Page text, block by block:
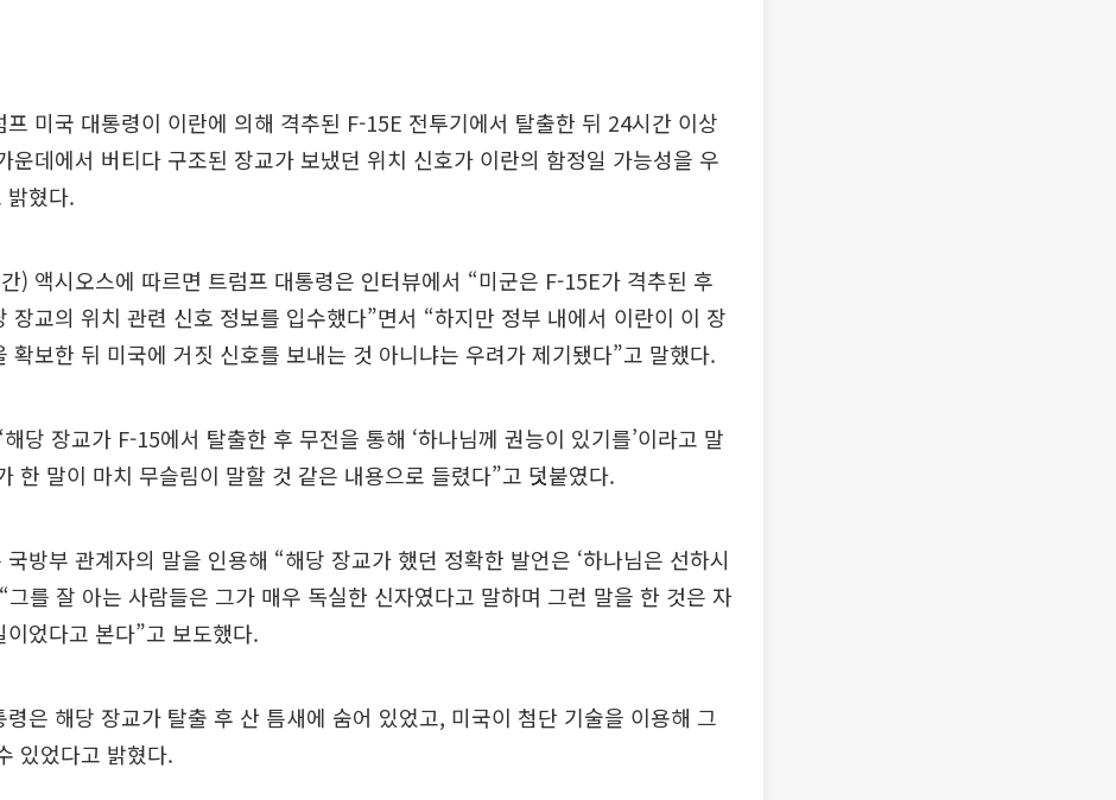
프 미국 대통령이 이란에 의해 격추된 F-15E 전투기에서 탈출한 뒤 24시간 이상
운데에서 버티다 구조된 장교가 보냈던 위치 신호가 이란의 함정일 가능성을 우
밝혔다.
) 액시오스에 따르면 트럼프 대통령은 인터뷰에서 “미군은 F-15E가 격추된 후
장교의 위치 관련 신호 정보를 입수했다”면서 “하지만 정부 내에서 이란이 이 장
확보한 뒤 미국에 거짓 신호를 보내는 것 아니냐는 우려가 제기됐다”고 말했다.
당 장교가 F-15에서 탈출한 후 무전을 통해 ‘하나님께 권능이 있기를’이라고 말
한 말이 마치 무슬림이 말할 것 같은 내용으로 들렸다”고 덧붙였다.
국방부 관계자의 말을 인용해 “해당 장교가 했던 정확한 발언은 ‘하나님은 선하시
그를 잘 아는 사람들은 그가 매우 독실한 신자였다고 말하며 그런 말을 한 것은 자
이었다고 본다”고 보도했다.
령은 해당 장교가 탈출 후 산 틈새에 숨어 있었고, 미국이 첨단 기술을 이용해 그
있었다고 밝혔다.